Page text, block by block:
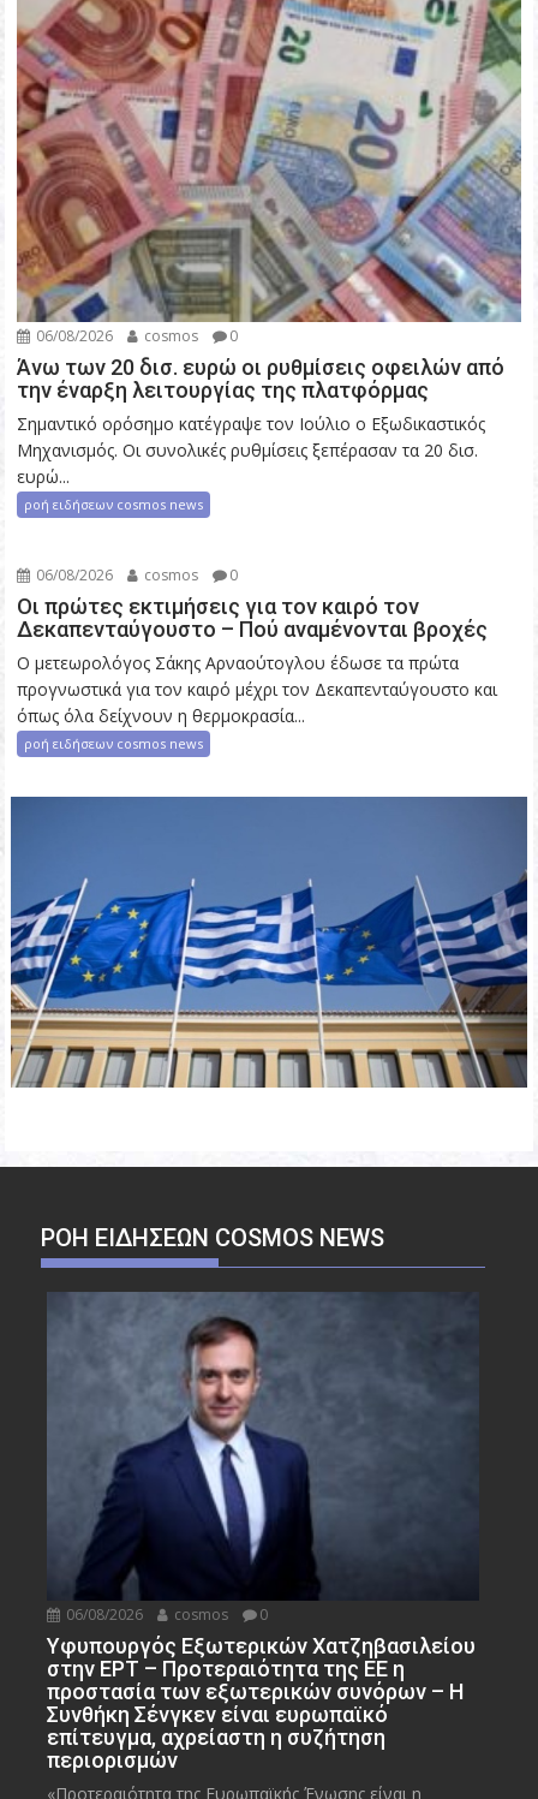
06/08/2026 cosmos 0
Άνω των 20 δισ. ευρώ οι ρυθμίσεις οφειλών από
την έναρξη λειτουργίας της πλατφόρμας
Σημαντικό ορόσημο κατέγραψε τον Ιούλιο ο Εξωδικαστικός
Μηχανισμός. Οι συνολικές ρυθμίσεις ξεπέρασαν τα 20 δισ.
ευρώ...
ροή ειδήσεων cosmos news
06/08/2026 cosmos 0
Οι πρώτες εκτιμήσεις για τον καιρό τον
Δεκαπενταύγουστο – Πού αναμένονται βροχές
Ο μετεωρολόγος Σάκης Αρναούτογλου έδωσε τα πρώτα
προγνωστικά για τον καιρό μέχρι τον Δεκαπενταύγουστο και
όπως όλα δείχνουν η θερμοκρασία...
ροή ειδήσεων cosmos news
ΡΟΉ ΕΙΔΉΣΕΩΝ COSMOS NEWS
06/08/2026 cosmos 0
Υφυπουργός Εξωτερικών Χατζηβασιλείου
στην ΕΡΤ – Προτεραιότητα της ΕΕ η
προστασία των εξωτερικών συνόρων – Η
Συνθήκη Σένγκεν είναι ευρωπαϊκό
επίτευγμα, αχρείαστη η συζήτηση
περιορισμών
«Προτεραιότητα της Ευρωπαϊκής Ένωσης είναι η